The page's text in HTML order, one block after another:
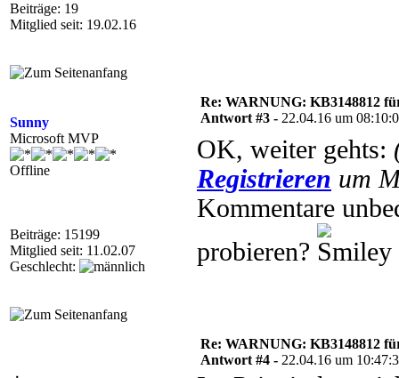
Beiträge: 19
Mitglied seit: 19.02.16
Sunny
Microsoft MVP
Offline
Beiträge: 15199
Mitglied seit: 11.02.07
Geschlecht:
Re: WARNUNG: KB3148812
Antwort #3 - 22.04.16 um
OK, weiter gehts:
Registrieren um
Kommentare
probieren?
Re: WARNUNG: KB3148812
Antwort #4 - 22.04.16 um